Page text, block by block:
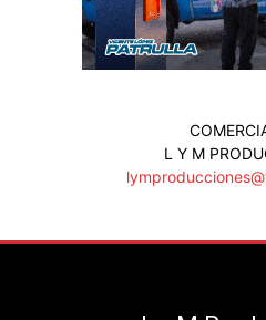
L Y M